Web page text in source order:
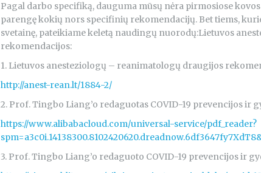
Pagal darbo specifiką, dauguma mūsų nėra pirmosiose
parengę kokių nors specifinių rekomendacijų. Bet tiems,
svetainę, pateikiame keletą naudingų nuorodų:Lietuvos
rekomendacijos:
1. Lietuvos anesteziologų – reanimatologų draugijos
http://anest-rean.lt/1884-2/
2. Prof. Tingbo Liang’o redaguotas COVID-19 prevencijos ir
https://www.alibabacloud.com/universal-service/pdf_reader?
3. Prof. Tingbo Liang’o redaguoto COVID-19 prevencijos ir